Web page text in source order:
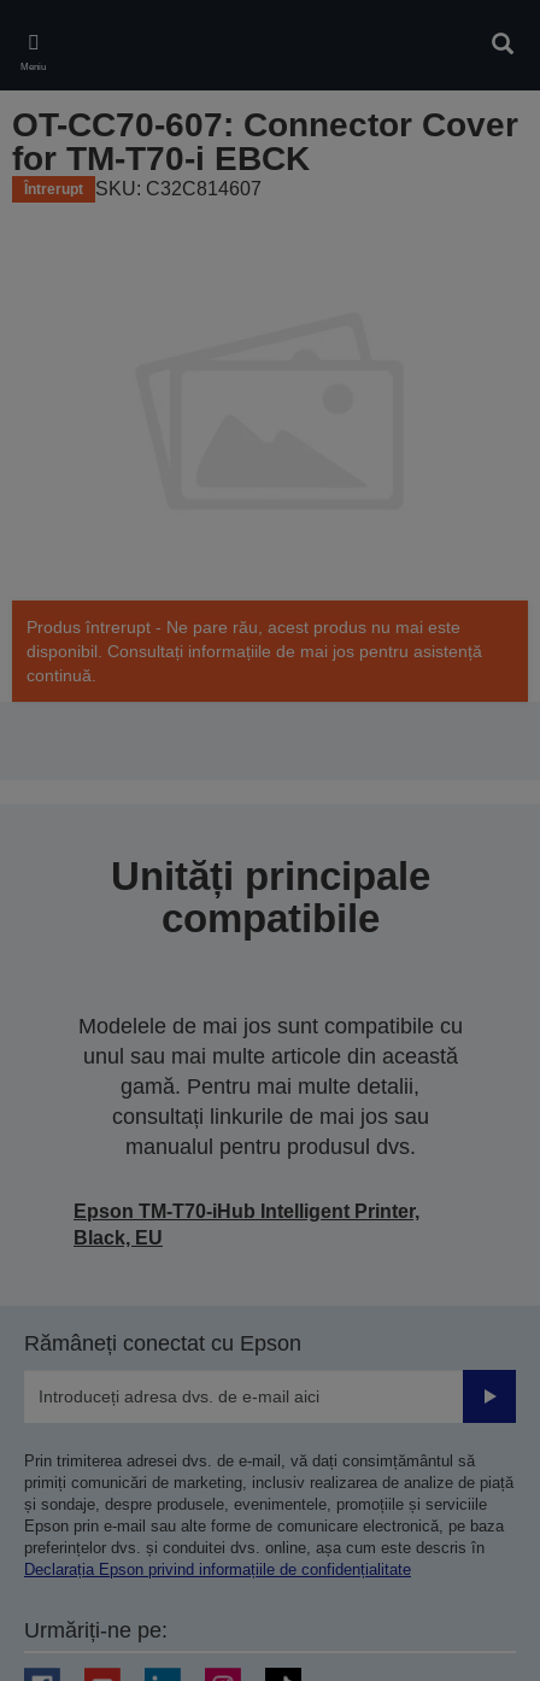
main
content
Meniu
OT-CC70-607: Connector Cover
for TM-T70-i EBCK
Întrerupt SKU: C32C814607
Produs întrerupt - Ne pare rău, acest produs nu mai este
disponibil. Consultați informațiile de mai jos pentru asistență
continuă.
Unități principale
compatibile
Modelele de mai jos sunt compatibile cu
unul sau mai multe articole din această
gamă. Pentru mai multe detalii,
consultați linkurile de mai jos sau
manualul pentru produsul dvs.
Epson TM-T70-iHub Intelligent Printer,
Black, EU
Rămâneți conectat cu Epson
Prin trimiterea adresei dvs. de e-mail, vă dați consimțământul să
primiți comunicări de marketing, inclusiv realizarea de analize de piață
și sondaje, despre produsele, evenimentele, promoțiile și serviciile
Epson prin e-mail sau alte forme de comunicare electronică, pe baza
preferințelor dvs. și conduitei dvs. online, așa cum este descris în
Declarația Epson privind informațiile de confidențialitate
Urmăriți-ne pe: